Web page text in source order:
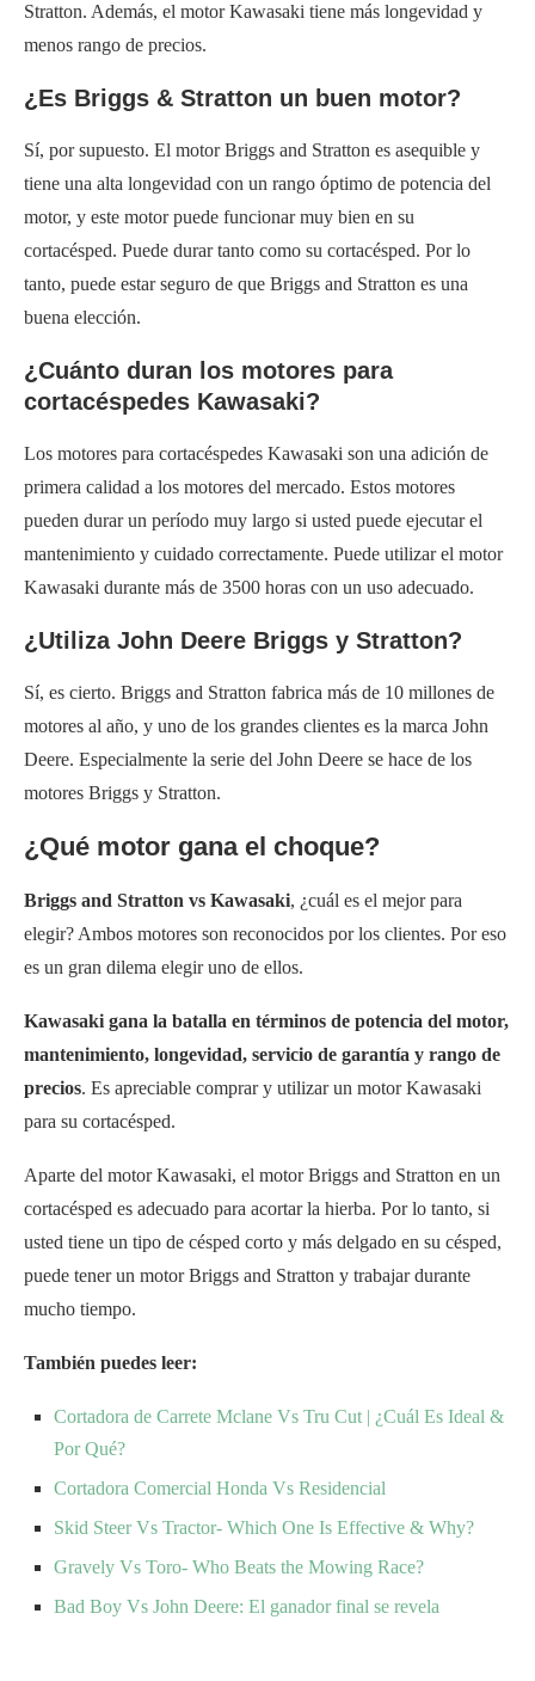
Stratton. Además, el motor Kawasaki tiene más longevidad y
menos rango de precios.
¿Es Briggs & Stratton un buen motor?
Sí, por supuesto. El motor Briggs and Stratton es asequible y
tiene una alta longevidad con un rango óptimo de potencia del
motor, y este motor puede funcionar muy bien en su
cortacésped. Puede durar tanto como su cortacésped. Por lo
tanto, puede estar seguro de que Briggs and Stratton es una
buena elección.
¿Cuánto duran los motores para
cortacéspedes Kawasaki?
Los motores para cortacéspedes Kawasaki son una adición de
primera calidad a los motores del mercado. Estos motores
pueden durar un período muy largo si usted puede ejecutar el
mantenimiento y cuidado correctamente. Puede utilizar el motor
Kawasaki durante más de 3500 horas con un uso adecuado.
¿Utiliza John Deere Briggs y Stratton?
Sí, es cierto. Briggs and Stratton fabrica más de 10 millones de
motores al año, y uno de los grandes clientes es la marca John
Deere. Especialmente la serie del John Deere se hace de los
motores Briggs y Stratton.
¿Qué motor gana el choque?
Briggs and Stratton vs Kawasaki, ¿cuál es el mejor para
elegir? Ambos motores son reconocidos por los clientes. Por eso
es un gran dilema elegir uno de ellos.
Kawasaki gana la batalla en términos de potencia del motor,
mantenimiento, longevidad, servicio de garantía y rango de
precios. Es apreciable comprar y utilizar un motor Kawasaki
para su cortacésped.
Aparte del motor Kawasaki, el motor Briggs and Stratton en un
cortacésped es adecuado para acortar la hierba. Por lo tanto, si
usted tiene un tipo de césped corto y más delgado en su césped,
puede tener un motor Briggs and Stratton y trabajar durante
mucho tiempo.
También puedes leer:
Cortadora de Carrete Mclane Vs Tru Cut | ¿Cuál Es Ideal &
Por Qué?
Cortadora Comercial Honda Vs Residencial
Skid Steer Vs Tractor- Which One Is Effective & Why?
Gravely Vs Toro- Who Beats the Mowing Race?
Bad Boy Vs John Deere: El ganador final se revela